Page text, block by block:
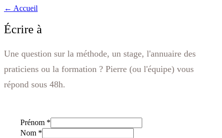
← Accueil
Écrire à
Une question sur la méthode, un stage, l'annuaire des
praticiens ou la formation ? Pierre (ou l'équipe) vous
répond sous 48h.
Prénom *
Nom *